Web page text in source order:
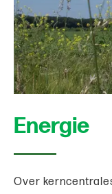
Energie
Over